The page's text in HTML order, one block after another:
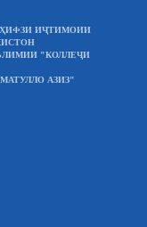
ҲИФЗИ ИҶТИМОИИ
"КОЛЛЕҶИ
АЗИЗ"